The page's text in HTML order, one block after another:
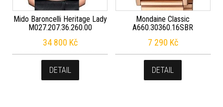
Mido Baroncelli Heritage Lady
M027.207.36.260.00
34 800 Kč
DETAIL
Mondaine Classic
A660.30360.16SBR
7 290 Kč
DETAIL